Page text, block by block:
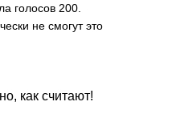
голосов 200.
не смогут это
как считают!